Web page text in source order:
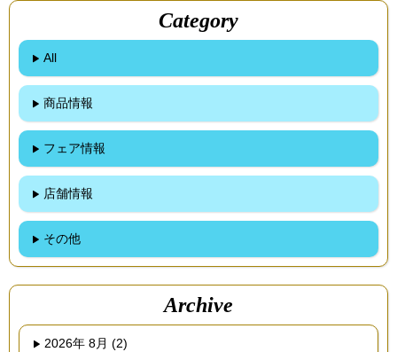
Category
All
商品情報
フェア情報
店舗情報
その他
Archive
2026年 8月 (2)